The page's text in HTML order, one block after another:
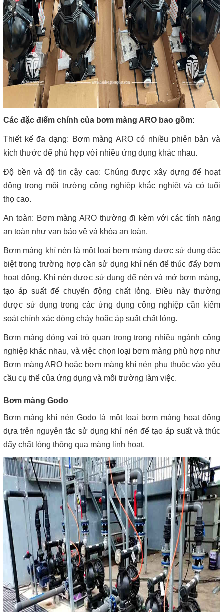
Các đặc điểm chính của bơm màng ARO bao gồm:
Thiết kế đa dạng: Bơm màng ARO có nhiều phiên bản và
kích thước để phù hợp với nhiều ứng dụng khác nhau.
Độ bền và độ tin cậy cao: Chúng được xây dựng để hoạt
động trong môi trường công nghiệp khắc nghiệt và có tuổi
thọ cao.
An toàn: Bơm màng ARO thường đi kèm với các tính năng
an toàn như van bảo vệ và khóa an toàn.
Bơm màng khí nén là một loại bơm màng được sử dụng đặc
biệt trong trường hợp cần sử dụng khí nén để thúc đẩy bơm
hoạt động. Khí nén được sử dụng để nén và mở bơm màng,
tạo áp suất để chuyển động chất lỏng. Điều này thường
được sử dụng trong các ứng dụng công nghiệp cần kiểm
soát chính xác dòng chảy hoặc áp suất chất lỏng.
Bơm màng đóng vai trò quan trọng trong nhiều ngành công
nghiệp khác nhau, và việc chọn loại bơm màng phù hợp như
Bơm màng ARO hoặc bơm màng khí nén phụ thuộc vào yêu
cầu cụ thể của ứng dụng và môi trường làm việc.
Bơm màng Godo
Bơm màng khí nén Godo là một loại bơm màng hoạt động
dựa trên nguyên tắc sử dụng khí nén để tạo áp suất và thúc
đẩy chất lỏng thông qua màng linh hoạt.